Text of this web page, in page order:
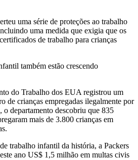
uma série de proteções ao trabalho
uma medida que exigia que os
de trabalho para crianças
também estão crescendo
do Trabalho dos EUA registrou um
de crianças empregadas ilegalmente por
o departamento descobriu que 835
mais de 3.800 crianças em
trabalho infantil da história, a Packers
ano US$ 1,5 milhão em multas civis